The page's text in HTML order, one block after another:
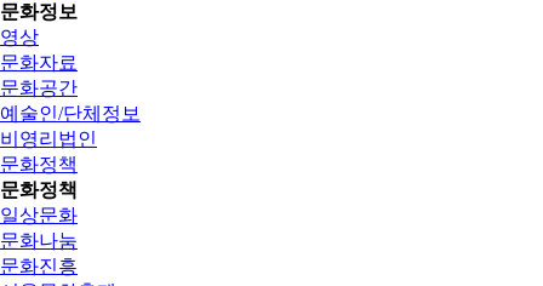
문화정보
영상
문화자료
문화공간
예술인/단체정보
비영리법인
문화정책
문화정책
일상문화
문화나눔
문화진흥